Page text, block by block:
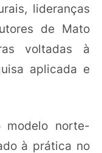
lideranças
de Mato
voltadas à
aplicada e
norte-
à prática no